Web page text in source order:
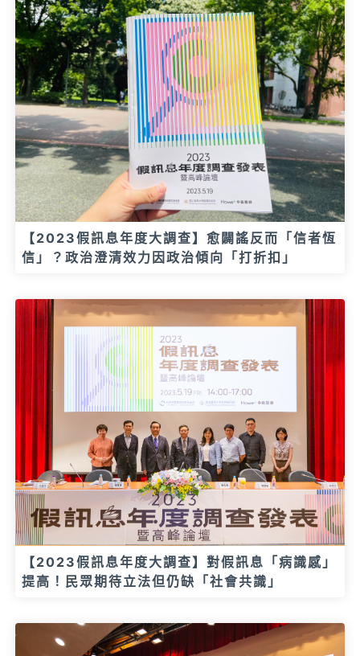
【2023假訊息年度大調查】愈闢謠反而「信者恆
信」？政治澄清效力因政治傾向「打折扣」
【2023假訊息年度大調查】對假訊息「病識感」
提高！民眾期待立法但仍缺「社會共識」